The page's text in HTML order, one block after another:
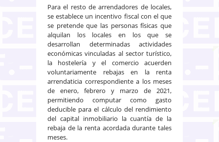
Para el resto de arrendadores de locales,
se establece un incentivo fiscal con el que
se pretende que las personas físicas que
alquilan los locales en los que se
desarrollan determinadas actividades
económicas vinculadas al sector turístico,
la hostelería y el comercio acuerden
voluntariamente rebajas en la renta
arrendaticia correspondiente a los meses
de enero, febrero y marzo de 2021,
permitiendo computar como gasto
deducible para el cálculo del rendimiento
del capital inmobiliario la cuantía de la
rebaja de la renta acordada durante tales
meses.